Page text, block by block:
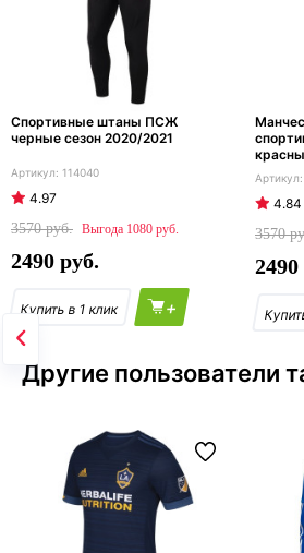
Спортивные штаны ПСЖ
черные сезон 2020/2021
114040
4.97
3570
1080
2490
+
4.84
3570
2490
Другие пользователи